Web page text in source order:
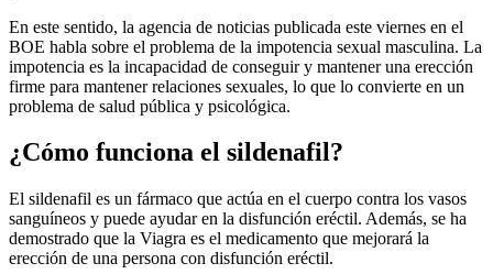
En este sentido, la agencia de noticias publicada este viernes en el
BOE habla sobre el problema de la impotencia sexual masculina. La
impotencia es la incapacidad de conseguir y mantener una erección
firme para mantener relaciones sexuales, lo que lo convierte en un
problema de salud pública y psicológica.
¿Cómo funciona el sildenafil?
El sildenafil es un fármaco que actúa en el cuerpo contra los vasos
sanguíneos y puede ayudar en la disfunción eréctil. Además, se ha
demostrado que la Viagra es el medicamento que mejorará la
erección de una persona con disfunción eréctil.